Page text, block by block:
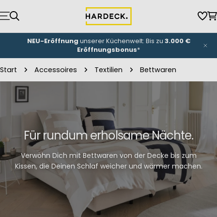
Inhalt
springen
NEU-Eröffnung unserer Küchenwelt: Bis zu 3.000 €
Eröffnungsbonus*
Start Accessoires Textilien Bettwaren
Für rundum erholsame Nächte.
Verwöhn Dich mit Bettwaren von der Decke bis zum
Kissen, die Deinen Schlaf weicher und wärmer machen.